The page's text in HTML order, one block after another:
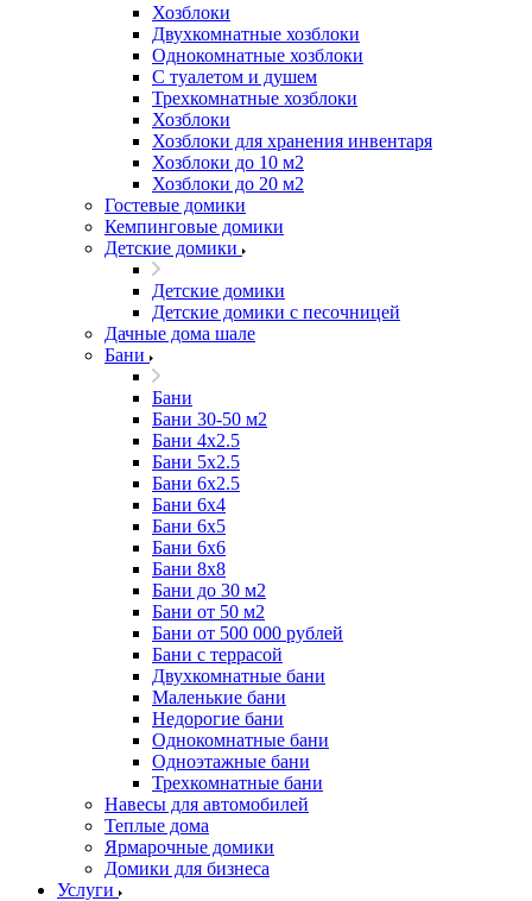
Хозблоки
Двухкомнатные хозблоки
Однокомнатные хозблоки
С туалетом и душем
Трехкомнатные хозблоки
Хозблоки
Хозблоки для хранения инвентаря
Хозблоки до 10 м2
Хозблоки до 20 м2
Гостевые домики
Кемпинговые домики
Детские домики
Детские домики
Детские домики с песочницей
Дачные дома шале
Бани
Бани
Бани 30-50 м2
Бани 4x2.5
Бани 5x2.5
Бани 6x2.5
Бани 6х4
Бани 6х5
Бани 6х6
Бани 8x8
Бани до 30 м2
Бани от 50 м2
Бани от 500 000 рублей
Бани с террасой
Двухкомнатные бани
Маленькие бани
Недорогие бани
Однокомнатные бани
Одноэтажные бани
Трехкомнатные бани
Навесы для автомобилей
Теплые дома
Ярмарочные домики
Домики для бизнеса
Услуги